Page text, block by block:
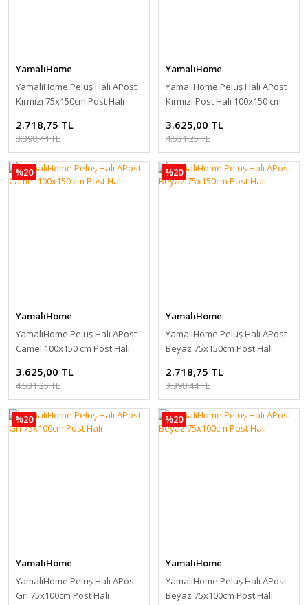
YamalıHome
YamalıHome Peluş Halı APost
Kırmızı 75x150cm Post Halı
2.718,75 TL
3.398,44 TL
YamalıHome
YamalıHome Peluş Halı APost
Kırmızı Post Halı 100x150 cm
3.625,00 TL
4.531,25 TL
%20
YamalıHome
YamalıHome Peluş Halı APost
Camel 100x150 cm Post Halı
3.625,00 TL
4.531,25 TL
%20
YamalıHome
YamalıHome Peluş Halı APost
Beyaz 75x150cm Post Halı
2.718,75 TL
3.398,44 TL
%20
YamalıHome
YamalıHome Peluş Halı APost
Gri 75x100cm Post Halı
%20
YamalıHome
YamalıHome Peluş Halı APost
Beyaz 75x100cm Post Halı